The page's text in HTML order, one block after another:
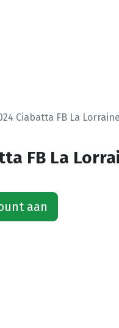
Ciabatta FB La
FB La
aan